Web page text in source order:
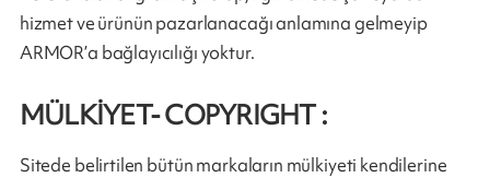
hizmet ve ürünün pazarlanacağı anlamına gelmeyip
ARMOR’a bağlayıcılığı yoktur.
MÜLKİYET- COPYRIGHT :
Sitede belirtilen bütün markaların mülkiyeti kendilerine